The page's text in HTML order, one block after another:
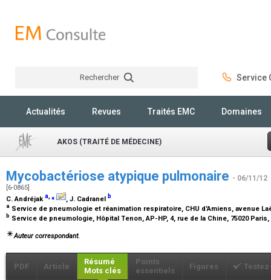
Rechercher Service
Actualités Revues Traités EMC Domaines
AKOS (TRAITÉ DE MÉDECINE)
Mycobactériose atypique pulmonaire - 06/11/12
[6-0865]
C. Andréjaka,⁎ , J. Cadranel b
a Service de pneumologie et réanimation respiratoire, CHU d'Amiens, avenue
b Service de pneumologie, Hôpital Tenon, AP-HP, 4, rue de la Chine, 75020
Auteur correspondant.
PDF Article
Résumé
Mots clés
Points
essentiels
Figures